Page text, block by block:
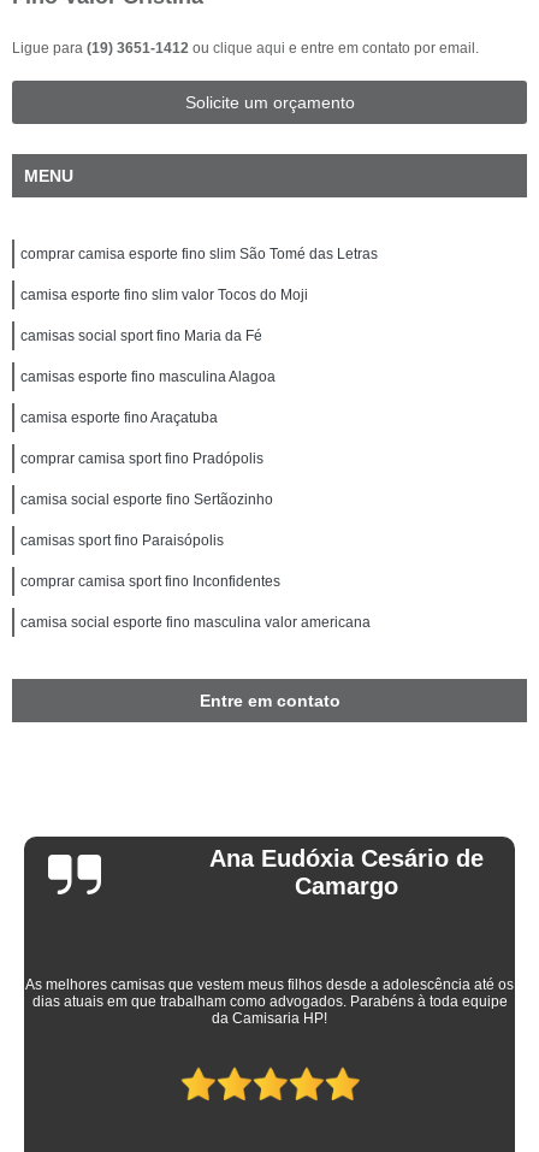
Ligue para (19) 3651-1412 ou clique aqui e entre em contato por email.
Solicite um orçamento
MENU
comprar camisa esporte fino slim São Tomé das Letras
camisa esporte fino slim valor Tocos do Moji
camisas social sport fino Maria da Fé
camisas esporte fino masculina Alagoa
camisa esporte fino Araçatuba
comprar camisa sport fino Pradópolis
camisa social esporte fino Sertãozinho
camisas sport fino Paraisópolis
comprar camisa sport fino Inconfidentes
camisa social esporte fino masculina valor americana
Entre em contato
Ana Eudóxia Cesário de
Camargo
As melhores camisas que vestem meus filhos desde a adolescência até os
dias atuais em que trabalham como advogados. Parabéns à toda equipe
da Camisaria HP!